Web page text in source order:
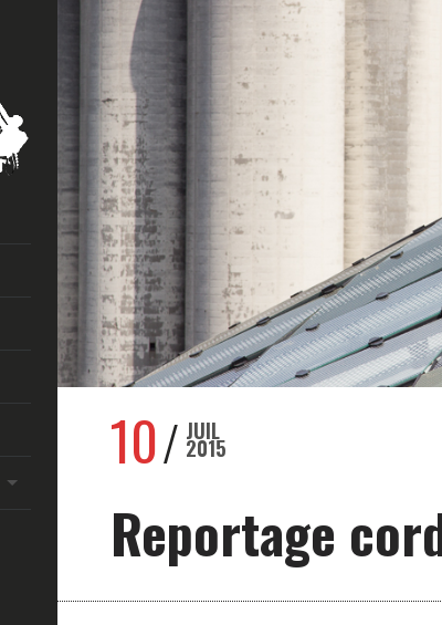
10 JUIL
2015
Reportage